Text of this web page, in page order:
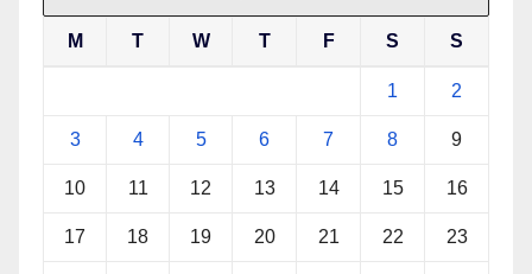
M T W T F S S
1 2
3 4 5 6 7 8 9
10 11 12 13 14 15 16
17 18 19 20 21 22 23